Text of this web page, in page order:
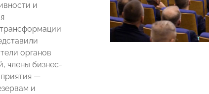
и
органов
члены бизнес-
—
и